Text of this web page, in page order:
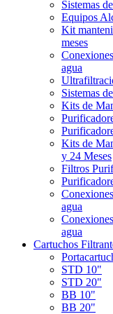
Sistemas
Equipos
Kit
meses
agua
Sistemas
Kits de
Kits de
y 24 Meses
Filtros
agua
agua
Cartuchos
STD 10"
STD 20"
BB 10"
BB 20"